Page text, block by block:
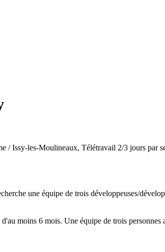
/ Issy-les-Moulineaux, Télétravail 2/3 jours par
une équipe de trois développeuses/
moins 6 mois. Une équipe de trois